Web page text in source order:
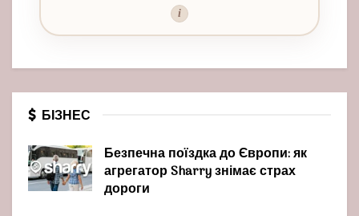
i
БІЗНЕС
Безпечна поїздка до Європи: як
агрегатор Sharry знімає страх
дороги